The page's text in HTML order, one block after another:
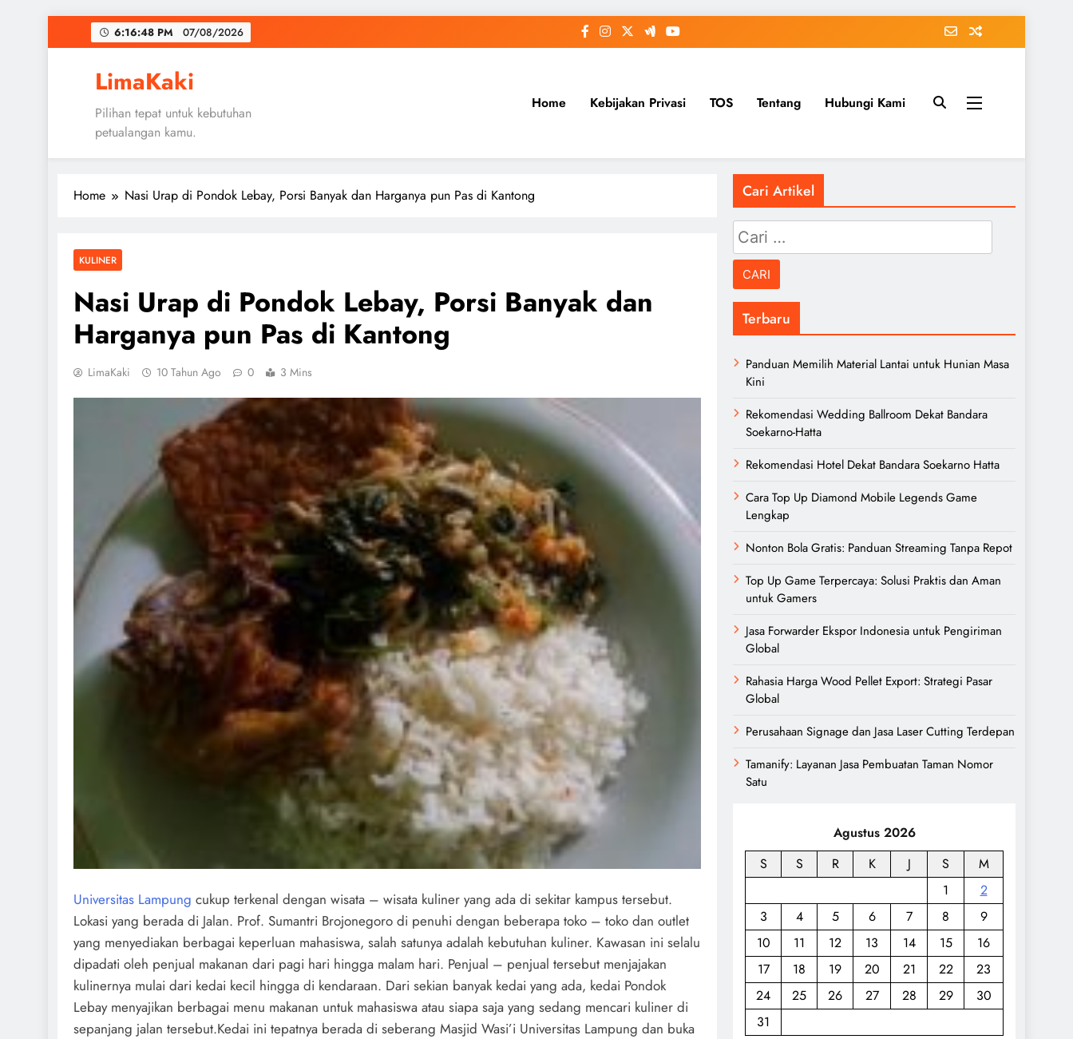
to
6:16:49 PM 07/08/2026
LimaKaki
Pilihan tepat untuk kebutuhan
petualangan kamu.
Home Kebijakan Privasi TOS Tentang Hubungi Kami
Home Nasi Urap di Pondok Lebay, Porsi Banyak dan Harganya pun Pas di Kantong
KULINER
Nasi Urap di Pondok Lebay, Porsi Banyak dan
Harganya pun Pas di Kantong
LimaKaki 10 Tahun Ago 0 3 Mins
Universitas Lampung cukup terkenal dengan wisata – wisata kuliner yang ada di sekitar kampus tersebut.
Lokasi yang berada di Jalan. Prof. Sumantri Brojonegoro di penuhi dengan beberapa toko – toko dan outlet
yang menyediakan berbagai keperluan mahasiswa, salah satunya adalah kebutuhan kuliner. Kawasan ini selalu
dipadati oleh penjual makanan dari pagi hari hingga malam hari. Penjual – penjual tersebut menjajakan
kulinernya mulai dari kedai kecil hingga di kendaraan. Dari sekian banyak kedai yang ada, kedai Pondok
Lebay menyajikan berbagai menu makanan untuk mahasiswa atau siapa saja yang sedang mencari kuliner di
sepanjang jalan tersebut.Kedai ini tepatnya berada di seberang Masjid Wasi’i Universitas Lampung dan buka
Cari Artikel
Cari
untuk:
Terbaru
Panduan Memilih Material Lantai untuk Hunian Masa
Kini
Rekomendasi Wedding Ballroom Dekat Bandara
Soekarno-Hatta
Rekomendasi Hotel Dekat Bandara Soekarno Hatta
Cara Top Up Diamond Mobile Legends Game
Lengkap
Nonton Bola Gratis: Panduan Streaming Tanpa Repot
Top Up Game Terpercaya: Solusi Praktis dan Aman
untuk Gamers
Jasa Forwarder Ekspor Indonesia untuk Pengiriman
Global
Rahasia Harga Wood Pellet Export: Strategi Pasar
Global
Perusahaan Signage dan Jasa Laser Cutting Terdepan
Tamanify: Layanan Jasa Pembuatan Taman Nomor
Satu
Agustus 2026
S
S R K J S
M
1
2
3
4 5 6 7 8
9
10
11 12 13 14 15
16
17
18 19 20 21 22
23
24
25 26 27 28 29
30
31